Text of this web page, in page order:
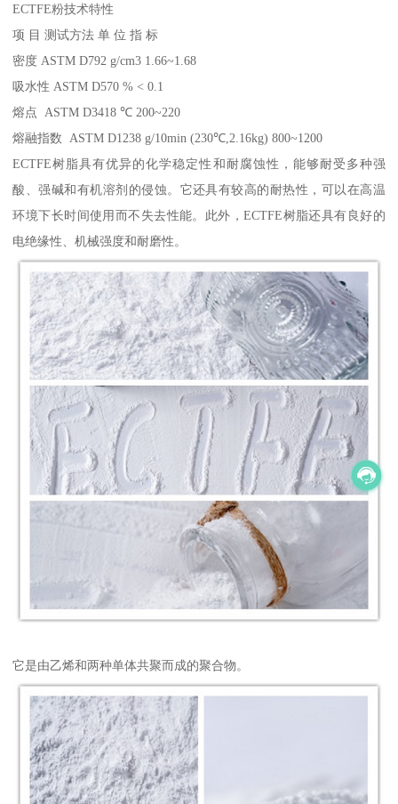
ECTFE粉技术特性
项 目 测试方法 单 位 指 标
密度 ASTM D792 g/cm3 1.66~1.68
吸水性 ASTM D570 % < 0.1
熔点 ASTM D3418 ℃ 200~220
熔融指数 ASTM D1238 g/10min (230℃,2.16kg) 800~1200
ECTFE树脂具有优异的化学稳定性和耐腐蚀性，能够耐受多种强
酸、强碱和有机溶剂的侵蚀。它还具有较高的耐热性，可以在高温
环境下长时间使用而不失去性能。此外，ECTFE树脂还具有良好的
电绝缘性、机械强度和耐磨性。
它是由乙烯和两种单体共聚而成的聚合物。